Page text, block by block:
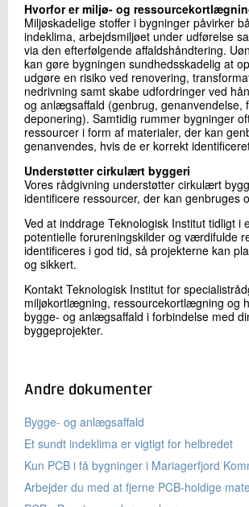
Hvorfor er miljø- og
Miljøskadelige stoffer i bygninger påvirker
indeklima, arbejdsmiljøet under udførelse
via den efterfølgende affaldshåndtering.
kan gøre bygningen sundhedsskadelig at
udgøre en risiko ved renovering,
nedrivning samt skabe udfordringer ved
og anlægsaffald (genbrug, genanvendelse,
deponering). Samtidig rummer bygninger
ressourcer i form af materialer, der kan
genanvendes, hvis de er korrekt
Understøtter cirkulært byggeri
Vores rådgivning understøtter cirkulært
identificere ressourcer, der kan genbruges
Ved at inddrage Teknologisk Institut tidligt i
potentielle forureningskilder og værdifulde
identificeres i god tid, så projekterne kan
og sikkert.
Kontakt Teknologisk Institut for
miljøkortlægning, ressourcekortlægning og
bygge- og anlægsaffald i forbindelse med
byggeprojekter.
Andre dokumenter
Bygge- og anlægsaffald
Et sundt indeklima er vigtigt for helbredet
Kun PCB i få bygninger i Mariagerfjord
Arbejder du med at fjerne PCB-holdige